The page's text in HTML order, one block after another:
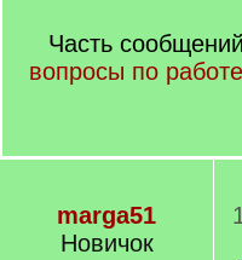
Часть
вопросы по
marga51
Новичок